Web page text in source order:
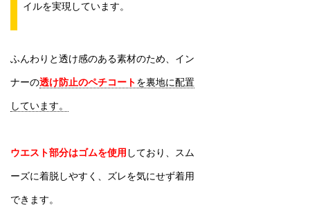
イルを実現しています。
ふんわりと透け感のある素材のため、イン
ナーの透け防止のペチコートを裏地に配置
しています。
ウエスト部分はゴムを使用 しており、スム
ーズに着脱しやすく、ズレを気にせず着用
できます。